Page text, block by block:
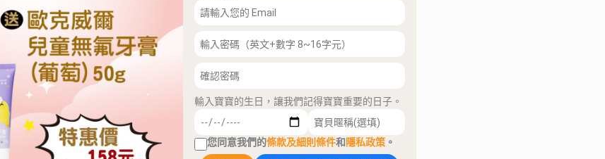
輸入寶寶的生日，讓我們記得寶寶重要的日子。
您同意我們的條款及細則條件和隱私政策 。